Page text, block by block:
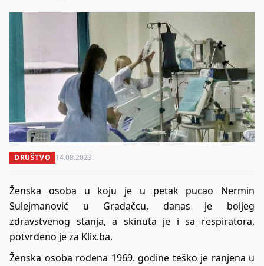
DRUŠTVO 14.08.2023.
Ženska osoba u koju je u petak pucao Nermin
Sulejmanović u Gradačcu, danas je boljeg
zdravstvenog stanja, a skinuta je i sa respiratora,
potvrđeno je za Klix.ba.
Ženska osoba rođena 1969. godine teško je ranjena u